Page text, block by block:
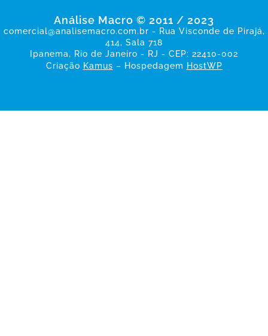
Análise Macro © 2011 / 2023
comercial@analisemacro.com.br - Rua Visconde de Pirajá,
414, Sala 718
Ipanema, Rio de Janeiro - RJ - CEP: 22410-002
Criação Kamus – Hospedagem HostWP